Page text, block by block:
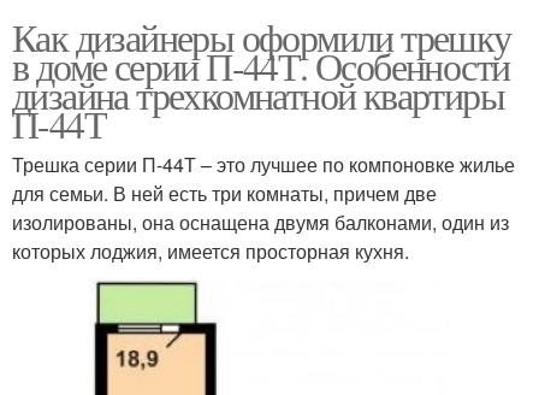
Как дизайнеры оформили трешку
в доме серии П-44Т. Особенности
дизайна трехкомнатной квартиры
П-44Т
Трешка серии П-44Т – это лучшее по компоновке жилье
для семьи. В ней есть три комнаты, причем две
изолированы, она оснащена двумя балконами, один из
которых лоджия, имеется просторная кухня.